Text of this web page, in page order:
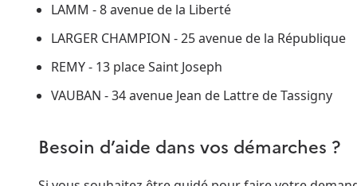
LAMM - 8 avenue de la Liberté
LARGER CHAMPION - 25 avenue de la République
REMY - 13 place Saint Joseph
VAUBAN - 34 avenue Jean de Lattre de Tassigny
Besoin d’aide dans vos démarches ?